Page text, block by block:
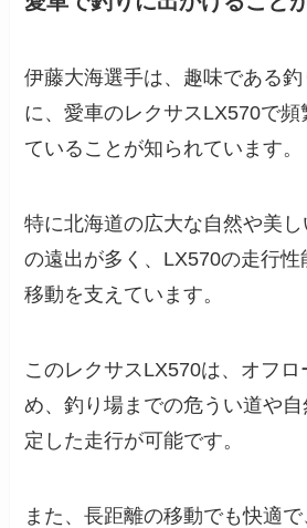
伊藤大海選手は、趣味である
に、愛車のレクサスLX570で
ていることが知られています。
特に北海道の広大な自然や美
の遠出が多く、LX570の走行
移動を支えています。
このレクサスLX570は、オフ
め、釣り場までの危うい道や
定した走行が可能です。
また、長距離の移動でも快適